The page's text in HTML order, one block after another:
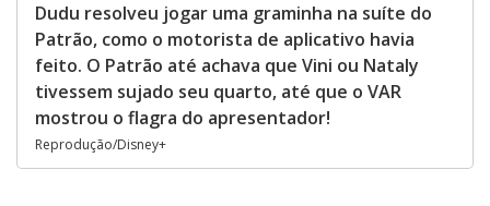
Dudu resolveu jogar uma graminha na suíte do
Patrão, como o motorista de aplicativo havia
feito. O Patrão até achava que Vini ou Nataly
tivessem sujado seu quarto, até que o VAR
mostrou o flagra do apresentador!
Reprodução/Disney+